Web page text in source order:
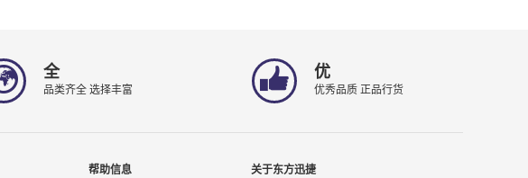
全
品类齐全 选择丰富
优
优秀品质 正品行货
帮助信息 关于东方迅捷